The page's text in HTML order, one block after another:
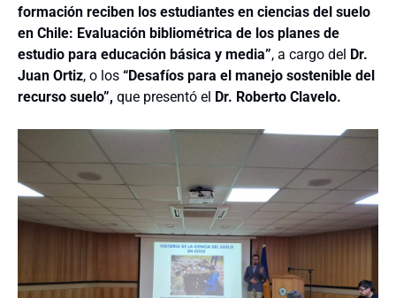
formación reciben los estudiantes en ciencias del suelo
en Chile: Evaluación bibliométrica de los planes de
estudio para educación básica y media”, a cargo del Dr.
Juan Ortiz, o los “Desafíos para el manejo sostenible del
recurso suelo”, que presentó el Dr. Roberto Clavelo.